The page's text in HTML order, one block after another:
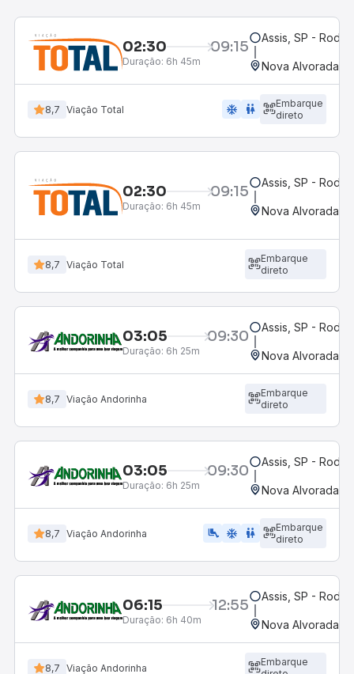
02:30 09:15
Duração: 6h 45m
Assis, SP -
Nova Alvorada
8,7 Viação Total ac_unit wc
Embarque
direto
02:30 09:15
Duração: 6h 45m
Assis, SP -
Nova Alvorada
8,7 Viação Total
Embarque
direto
03:05 09:30
Duração: 6h 25m
Assis, SP -
Nova Alvorada
8,7 Viação Andorinha
Embarque
direto
03:05 09:30
Duração: 6h 25m
Assis, SP -
Nova Alvorada
8,7 Viação Andorinha airline_seat_legroom_extra ac_unit wc
Embarque
direto
06:15 12:55
Duração: 6h 40m
Assis, SP -
Nova Alvorada
8,7 Viação Andorinha
Embarque